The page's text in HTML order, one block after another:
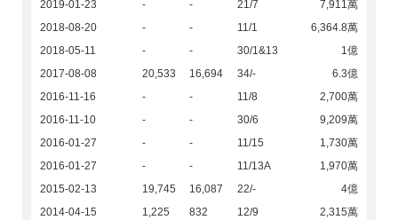
2019-01-23
- - 21/7
7,911萬
2018-08-20
- - 11/1
6,364.8萬
2018-05-11
- - 30/1&13
1億
2017-08-08
20,533 16,694 34/-
6.3億
2016-11-16
- - 11/8
2,700萬
2016-11-10
- - 30/6
9,209萬
2016-01-27
- - 11/15
1,730萬
2016-01-27
- - 11/13A
1,970萬
2015-02-13
19,745 16,087 22/-
4億
2014-04-15
1,225 832 12/9
2,315萬